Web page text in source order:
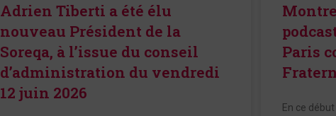
Adrien Tiberti a été élu
nouveau Président de la
Soreqa, à l’issue du conseil
d’administration du vendredi
12 juin 2026
Paris
En ce